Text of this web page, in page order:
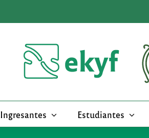
Ingresantes Estudiantes